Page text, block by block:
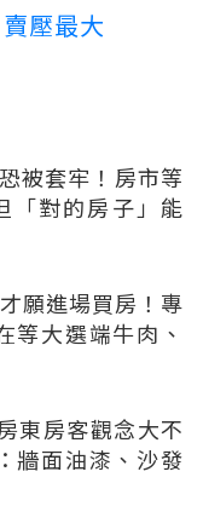
壓最大
被套牢！房市等
「對的房子」能
願進場買房！專
等大選端牛肉、
東房客觀念大不
牆面油漆、沙發